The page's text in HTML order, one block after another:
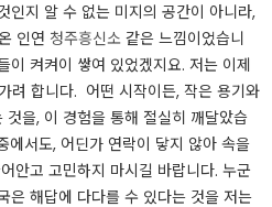
인지 알 수 없는 미지의 공간이 아니라,
인연 청주흥신소 같은 느낌이었습니
이 켜켜이 쌓여 있었겠지요. 저는 이제
려 합니다. ​ ​어떤 시작이든, 작은 용기와
을, 이 경험을 통해 절실히 깨달았습
에서도, 어딘가 연락이 닿지 않아 속을
안고 고민하지 마시길 바랍니다. ​​누군
은 해답에 다다를 수 있다는 것을 저는